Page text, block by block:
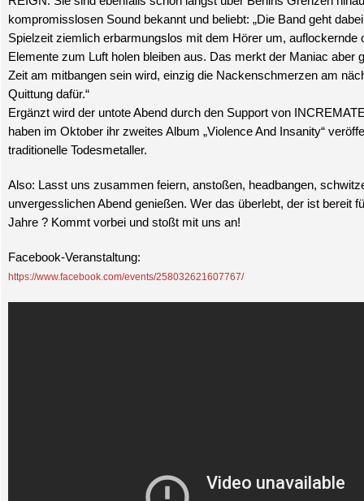
kompromisslosen Sound bekannt und beliebt: „Die Band geht
Spielzeit ziemlich erbarmungslos mit dem Hörer um, auflockernde
Elemente zum Luft holen bleiben aus. Das merkt der Maniac aber
Zeit am mitbangen sein wird, einzig die Nackenschmerzen am
Quittung dafür.“
Ergänzt wird der untote Abend durch den Support von
haben im Oktober ihr zweites Album „Violence And Insanity“
traditionelle Todesmetaller.
Also: Lasst uns zusammen feiern, anstoßen, headbangen,
unvergesslichen Abend genießen. Wer das überlebt, der ist bereit
Jahre ? Kommt vorbei und stoßt mit uns an!
Facebook-Veranstaltung:
https://www.facebook.com/events/258032621607767/